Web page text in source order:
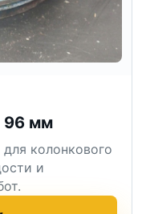
96 мм
колонкового
и